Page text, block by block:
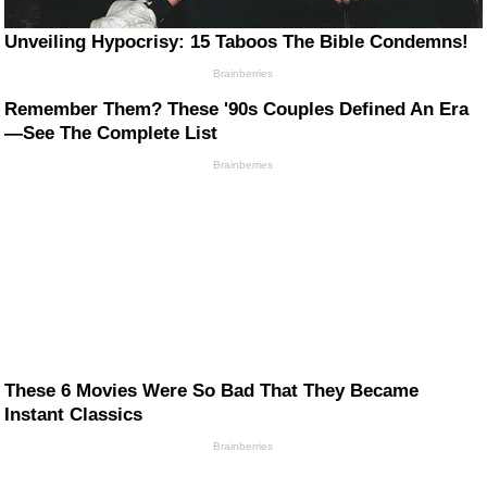
Unveiling Hypocrisy: 15 Taboos The Bible Condemns!
Brainberries
Remember Them? These '90s Couples Defined An Era
—See The Complete List
Brainberries
These 6 Movies Were So Bad That They Became
Instant Classics
Brainberries